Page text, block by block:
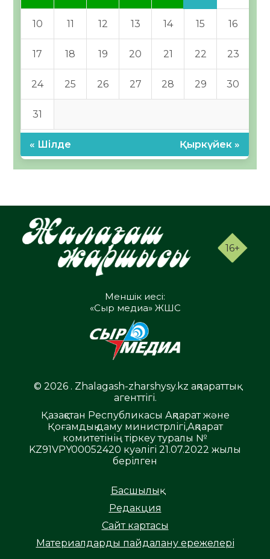
10 11 12 13 14 15 16
17 18 19 20 21 22 23
24 25 26 27 28 29 30
31
« Шілде Қыркүйек »
16+
Меншік иесі:
«Сыр медиа» ЖШС
© 2026 . Zhalagash-zharshysy.kz ақпараттық
агенттігі.
Қазақстан Республикасы Ақпарат және
Қоғамдық даму министрлігі,Ақпарат
комитетінің тіркеу туралы №
KZ91VPY00052420 куәлігі 21.07.2022 жылы
берілген
Басшылық
Редакция
Сайт картасы
Материалдарды пайдалану ережелері